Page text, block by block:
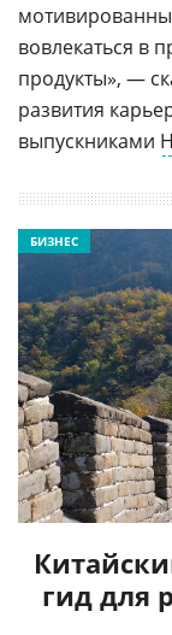
вовлекаться в
продукты», —
развития
выпускниками
гид для
БИЗНЕС